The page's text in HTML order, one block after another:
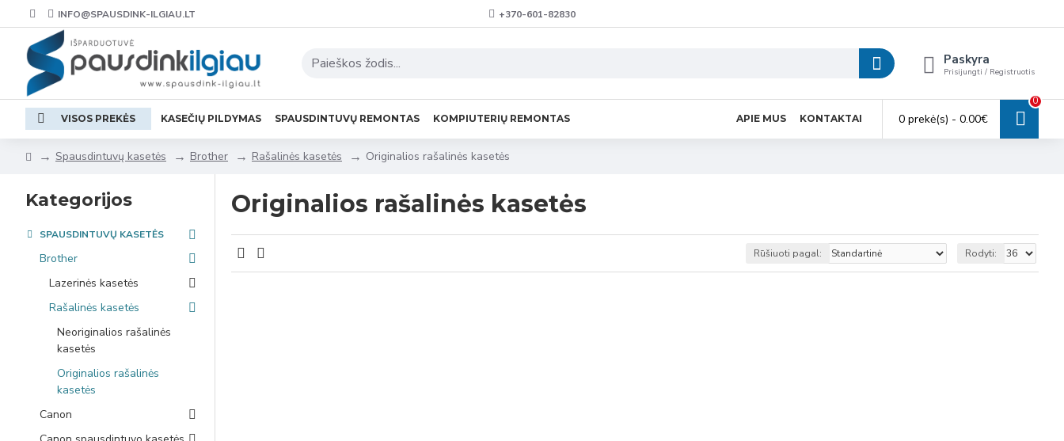
INFO@SPAUSDINK-ILGIAU.LT +370-601-82830
Paskyra
Prisijungti / Registruotis
VISOS PREKĖS KASEČIŲ PILDYMAS SPAUSDINTUVŲ REMONTAS KOMPIUTERIŲ REMONTAS APIE MUS KONTAKTAI 0 prekė(s) - 0.00€
0
Spausdintuvų kasetės Brother Rašalinės kasetės Originalios rašalinės kasetės
Kategorijos
SPAUSDINTUVŲ KASETĖS
Brother
Lazerinės kasetės
Rašalinės kasetės
Neoriginalios rašalinės
kasetės
Originalios rašalinės
kasetės
Canon
Originalios rašalinės kasetės
Rūšiuoti pagal: Rodyti: